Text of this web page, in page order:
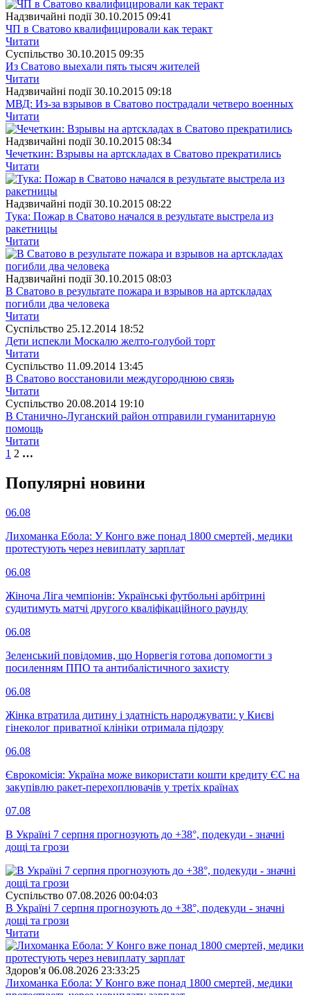
Надзвичайні події 30.10.2015 09:41
ЧП в Сватово квалифицировали как теракт
Читати
Суспiльство 30.10.2015 09:35
Из Сватово выехали пять тысяч жителей
Читати
Надзвичайні події 30.10.2015 09:18
МВД: Из-за взрывов в Сватово пострадали четверо военных
Читати
Надзвичайні події 30.10.2015 08:34
Чечеткин: Взрывы на артскладах в Сватово прекратились
Читати
Надзвичайні події 30.10.2015 08:22
Тука: Пожар в Сватово начался в результате выстрела из
ракетницы
Читати
Надзвичайні події 30.10.2015 08:03
В Сватово в результате пожара и взрывов на артскладах
погибли два человека
Читати
Суспiльство 25.12.2014 18:52
Дети испекли Москалю желто-голубой торт
Читати
Суспiльство 11.09.2014 13:45
В Сватово восстановили междугороднюю связь
Читати
Суспiльство 20.08.2014 19:10
В Станично-Луганский район отправили гуманитарную
помощь
Читати
1 2 …
Популярнi новини
06.08
Лихоманка Ебола: У Конго вже понад 1800 смертей, медики
протестують через невиплату зарплат
06.08
Жіноча Ліга чемпіонів: Українські футбольні арбітрині
судитимуть матчі другого кваліфікаційного раунду
06.08
Зеленський повідомив, що Норвегія готова допомогти з
посиленням ППО та антибалістичного захисту
06.08
Жінка втратила дитину і здатність народжувати: у Києві
гінеколог приватної клініки отримала підозру
06.08
Єврокомісія: Україна може використати кошти кредиту ЄС на
закупівлю ракет-перехоплювачів у третіх країнах
07.08
В Україні 7 серпня прогнозують до +38°, подекуди - значні
дощі та грози
Суспiльство 07.08.2026 00:04:03
В Україні 7 серпня прогнозують до +38°, подекуди - значні
дощі та грози
Читати
Здоров'я 06.08.2026 23:33:25
Лихоманка Ебола: У Конго вже понад 1800 смертей, медики